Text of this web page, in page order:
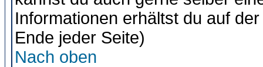
Informationen erhältst du auf
Ende jeder Seite)
Nach oben